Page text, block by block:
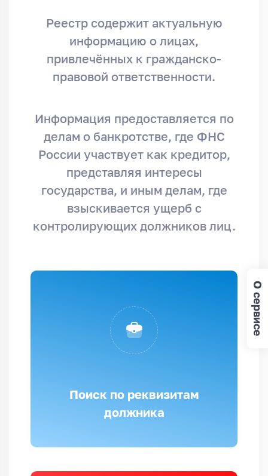
Реестр содержит актуальную
информацию о лицах,
привлечённых к гражданско-
правовой ответственности.
Информация предоставляется по
делам о банкротстве, где ФНС
России участвует как кредитор,
представляя интересы
государства, и иным делам, где
взыскивается ущерб с
контролирующих должников лиц.
Поиск по реквизитам
должника
О сервисе